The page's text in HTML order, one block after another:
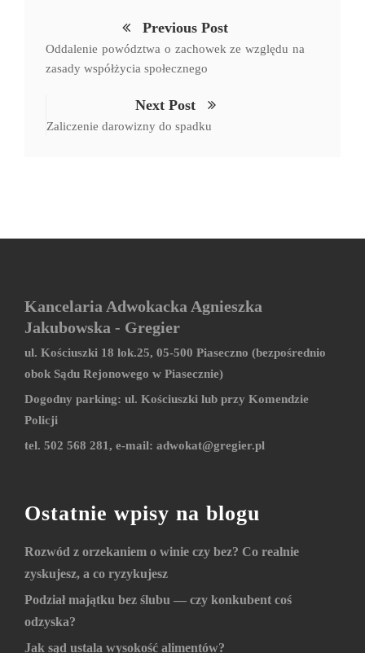
Previous Post
Oddalenie powództwa o zachowek ze względu na
zasady współżycia społecznego
Next Post
Zaliczenie darowizny do spadku
Kancelaria Adwokacka Agnieszka
Jakubowska - Gregier
ul. Kościuszki 18 lok.25, 05-500 Piaseczno (bezpośrednio
obok Sądu Rejonowego w Piasecznie)
Dogodny parking: ul. Kościuszki lub przy Komendzie
Policji
tel. 502 568 281, e-mail: adwokat@gregier.pl
Ostatnie wpisy na blogu
Rozwód z orzekaniem o winie czy bez? Co realnie
zyskujesz, a co ryzykujesz
Podział majątku bez ślubu — czy konkubent coś
odzyska?
Jak sąd ustala wysokość alimentów?